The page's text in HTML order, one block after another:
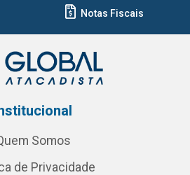
Notas Fiscais
Somos
de Privacidade